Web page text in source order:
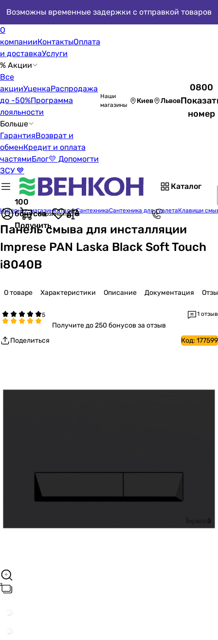
Возможны временные задержки с отправкой товаров
О
компанииКонтактыОплата
и доставкаУслуги
% Акции
Все
акцииУценкаРаспродажа
до -50%Программа
лояльности
Больше
ГарантияВозврат и
обменКредит и оплата
частямиБлог💛 Допомогти
ЗСУ 💙
Наши
магазины
Киев Львов
0800
номер
Каталог
100
бонусов
Получить
Корзина пуста
Интернет-магазинКаталогСантехникаСантехника для туалетаКлавиши
Панель смыва для инсталляции
Imprese PAN Laska Black Soft Touch
i8040B
О товаре Характеристики Описание Документация
1 отзыв
Получитедо 250 бонусов за отзыв
Поделиться
Код: 177599